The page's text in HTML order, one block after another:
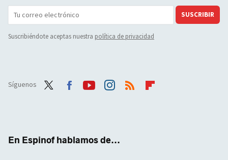
SUSCRIBIR
Suscribiéndote aceptas nuestra política de privacidad
Síguenos
En Espinof hablamos de...